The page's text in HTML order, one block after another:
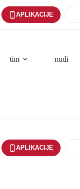
APLIKACIJE
tim nudi
APLIKACIJE